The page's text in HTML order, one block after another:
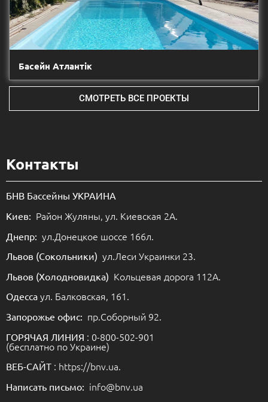
Басейн Атлантік
СМОТРЕТЬ ВСЕ ПРОЕКТЫ
Контакты
БНВ Бассейны УКРАИНА
Киев: Район Жуляны, ул. Киевская 2А.
Днепр: ул.Донецкое шоссе 166л.
Львов (Сокольники) ул.Леси Украинки 23.
Львов (Холодновидка) Кольцевая дорога 112А.
Одесса ул. Балковская, 161.
Запорожье офис: пр.Соборный 92.
ГОРЯЧАЯ ЛИНИЯ : 0-800-502-901
(бесплатно по Украине)
ВЕБ-САЙТ : https://bnv.ua.
Написать письмо: info@bnv.ua